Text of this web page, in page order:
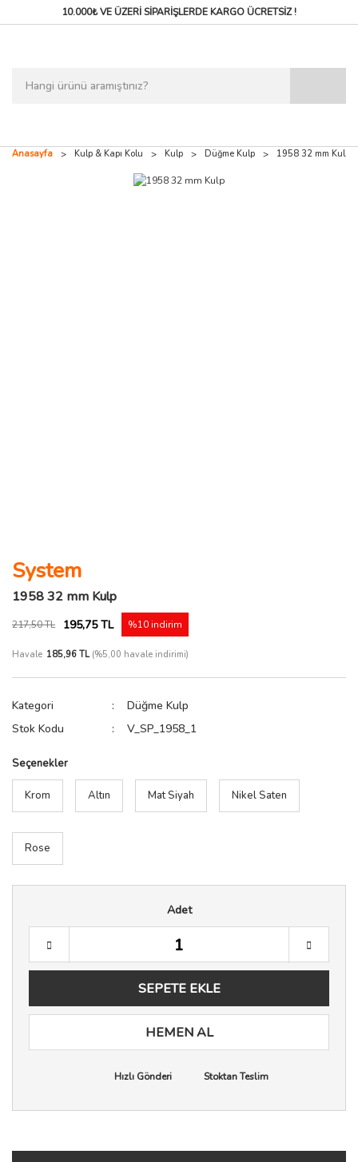
10.000₺ VE ÜZERİ SİPARİŞLERDEKARGO ÜCRETSİZ !
Anasayfa Kulp & Kapı Kolu Kulp Düğme Kulp 1958 32 mm Kulp
System
1958 32 mm Kulp
217,50 TL 195,75 TL %10 indirim
Havale 185,96 TL(%5,00 havale indirimi)
Kategori
Düğme Kulp
Stok Kodu
V_SP_1958_1
Seçenekler
Krom Altın Mat Siyah Nikel Saten
Rose
Adet
SEPETE EKLE
HEMEN AL
Hızlı Gönderi Stoktan Teslim